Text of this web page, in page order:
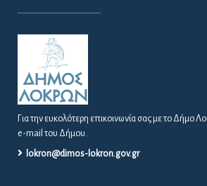
Για την ευκολότερη επικοινωνία σας με το Δήμο
e-mail του Δήμου.
lokron@dimos-lokron.gov.gr